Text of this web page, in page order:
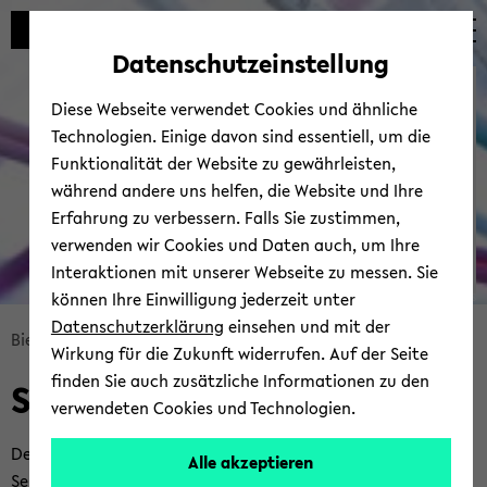
Automatische
vermeiden
skip
main
skip
main
skip
footer
skip
breadcrumb
navigation
to
main
content
Bie­le­fel­der IT-​Servicezentrum Ser­vices
Servicezentrum
© Uni­ver­si­tät Bie­le­feld | BITS
Ser­vices vom BITS
Der um­fang­rei­che Ser­vice­ka­ta­log des Bie­le­fel­der IT-​
Servicezentrums mit allen an­ge­bo­te­nen und er­brach­ten IT-​
Datenschutzeinstellung
Diese Webseite verwendet Cookies und ähnliche
Technologien. Einige davon sind essentiell, um die
Funktionalität der Website zu gewährleisten,
während andere uns helfen, die Website und Ihre
Erfahrung zu verbessern. Falls Sie zustimmen,
verwenden wir Cookies und Daten auch, um Ihre
Interaktionen mit unserer Webseite zu messen. Sie
können Ihre Einwilligung jederzeit unter
Datenschutzerklärung einsehen und mit der
Wirkung für die Zukunft widerrufen. Auf der Seite
finden Sie auch zusätzliche Informationen zu den
verwendeten Cookies und Technologien.
Alle akzeptieren